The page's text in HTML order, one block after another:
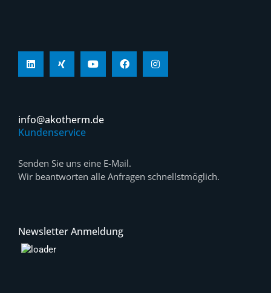
info@akotherm.de
Kundenservice
Senden Sie uns eine E-Mail.
Wir beantworten alle Anfragen schnellstmöglich.
Newsletter Anmeldung